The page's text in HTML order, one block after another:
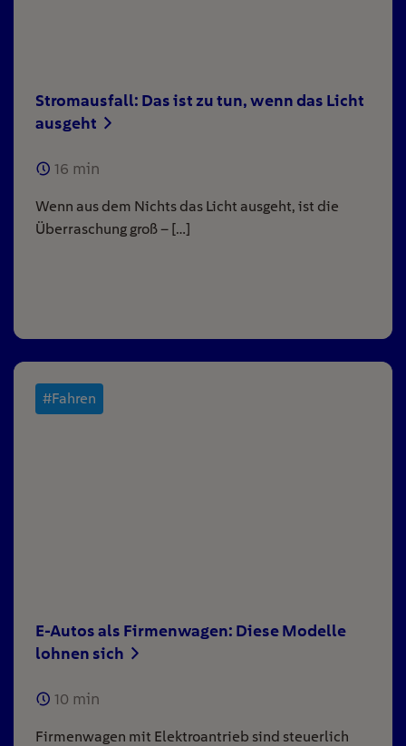
Stromausfall: Das ist zu tun, wenn das Licht
ausgeht
16 min
Wenn aus dem Nichts das Licht ausgeht, ist die
Überraschung groß – […]
#Fahren
E-Autos als Firmenwagen: Diese Modelle
lohnen sich
10 min
Firmenwagen mit Elektroantrieb sind steuerlich